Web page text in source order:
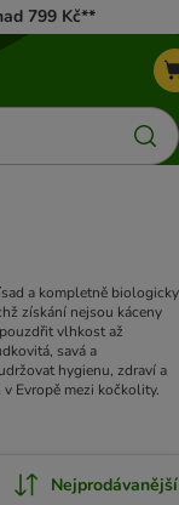
799 Kč**
a kompletně biologicky
získání nejsou káceny
vlhkost až
savá a
hygienu, zdraví a
Evropě mezi kočkolity.
Nejprodávanější